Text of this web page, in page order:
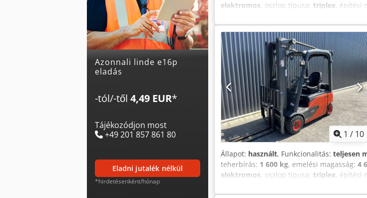
Azonnali linde e16p
eladás
-tól/-től 4,49 EUR*
Tájékozódjon most
+49 201 857 861 80
eladni jutalék nélkül
*hirdetésenként/hónap
elektromos, oszlop típusa: triplex, építési
targoncá ISO osztály: ISO osztály 2 =
azonnal munkára fogható, teljesen
Akkumulátor gyártási éve: 2017
1 / 10
Állapot: használt, Funkcionalitás: teljesen
teherbírás: 1 600 kg, emelési magasság: 4
elektromos, oszlop típusa: triplex, építési
targonca ISO osztály: ISO 2. osztály =
teljesen működőképes Dodewn Aapopfx